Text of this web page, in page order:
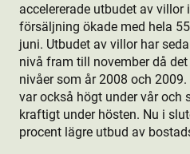
accelererade utbudet av
försäljning ökade med hela
juni. Utbudet av villor har
nivå fram till november då
nivåer som år 2008 och
var också högt under vår och
kraftigt under hösten. Nu i
procent lägre utbud av